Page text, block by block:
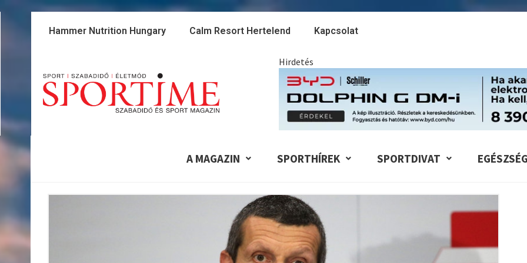
Hammer Nutrition Hungary Calm Resort Hertelend Kapcsolat
Hirdetés
A MAGAZIN SPORTHÍREK SPORTDIVAT EGÉSZSÉG